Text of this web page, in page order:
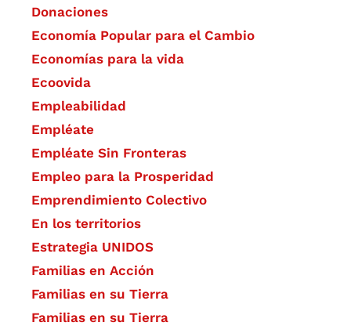
Donaciones
Economía Popular para el Cambio
Economías para la vida
Ecoovida
Empleabilidad
Empléate
Empléate Sin Fronteras
Empleo para la Prosperidad
Emprendimiento Colectivo
En los territorios
Estrategia UNIDOS
Familias en Acción
Familias en su Tierra
Familias en su Tierra